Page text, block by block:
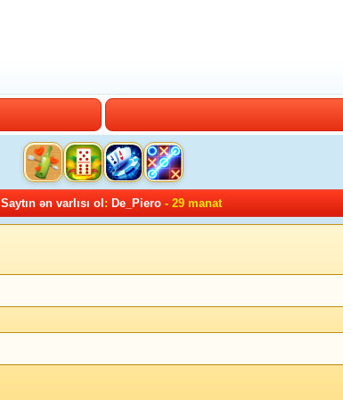
Saytın ən varlısı ol : De_Piero- 29 manat